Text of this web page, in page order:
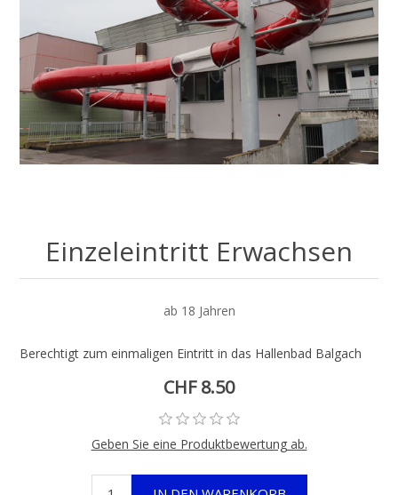
Einzeleintritt Erwachsen
ab 18 Jahren
Berechtigt zum einmaligen Eintritt in das Hallenbad Balgach
CHF 8.50
Geben Sie eine Produktbewertung ab.